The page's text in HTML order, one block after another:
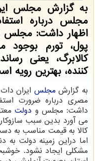
به گزارش مجلس
مجلس درباره
اظهار داشت: مجلس
پول، تورم بوجود
کالابرگ، یعنی
کننده، بهترین رویه
به گزارش مجلس ایران
مصری درباره ضرورت
داشت: مجلس و دولت
می آورد بدین سبب سازوکار
کالا به قیمت مناسب به
اما دراین زمینه دولت
مشکلی ایجاد نشود.